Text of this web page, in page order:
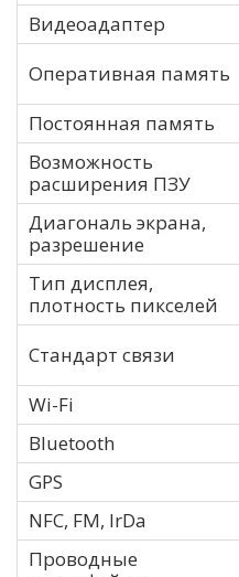
Видеоадаптер
Оперативная память
Постоянная память
Возможность
расширения ПЗУ
Диагональ экрана,
разрешение
Тип дисплея,
плотность пикселей
Стандарт связи
Wi-Fi
Bluetooth
GPS
NFC, FM, IrDa
Проводные